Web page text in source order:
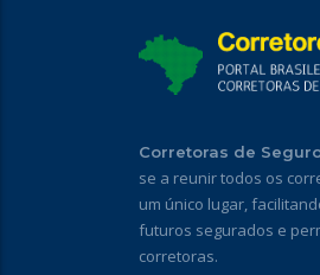
Corretoras de
se a reunir todos os
um único lugar,
futuros segurados e
corretoras.